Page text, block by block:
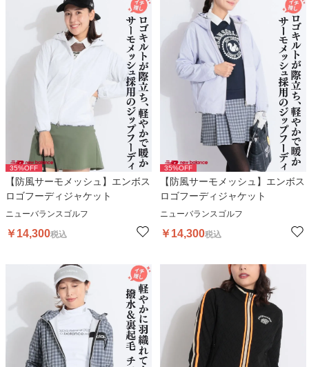
35%OFF
【防風サーモメッシュ】エンボス
ロゴフーディジャケット
ニューバランスゴルフ
￥14,300税込
35%OFF
【防風サーモメッシュ】エンボス
ロゴフーディジャケット
ニューバランスゴルフ
￥14,300税込